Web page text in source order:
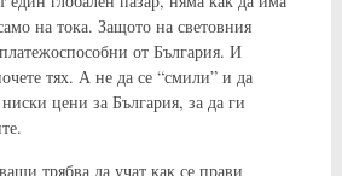
на тока. Защото на световния
от България. И
тях. А не да се “смили” и да
цени за България, за да ги
трябва да учат как се прави